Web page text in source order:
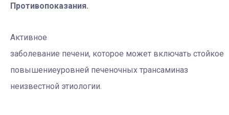
Противопоказания.
Активное
заболевание печени, которое может включать стойкое
повышениеуровней печеночных трансаминаз
неизвестной этиологии.